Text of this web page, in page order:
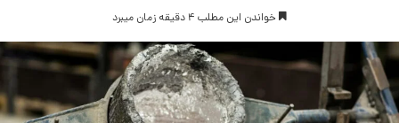
ایمیلخواندن این مطلب 4 دقیقه زمان میبرد